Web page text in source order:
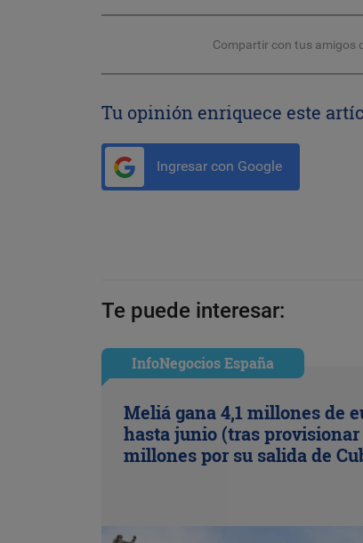
Compartir con tus amigos
Tu opinión enriquece este
Ingresar con Google
Te puede interesar:
InfoNegocios España
Meliá gana 4,1 millones de
hasta junio (tras provisionar
millones por su salida de